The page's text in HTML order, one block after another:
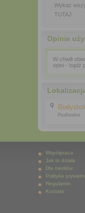
Wykaz
TUTAJ.
Opinie
W chwili
opini - bądź
Podlaskie
Współpraca
Jak to działa
Dla mediów
Polityka
Regulamin
Kontakt